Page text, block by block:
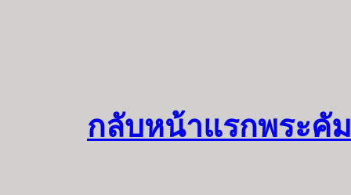
กลับหน้าแรกพระคั